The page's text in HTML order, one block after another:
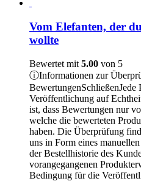
Vom Elefanten, der
wollte
Bewertet mit 5.00 von 5
ⓘInformationen zur
BewertungenSchließenJede
Veröffentlichung auf
ist, dass Bewertungen nur
welche die bewerteten
haben. Die Überprüfung
uns in Form eines
der Bestellhistorie des
vorangegangenen
Bedingung für die